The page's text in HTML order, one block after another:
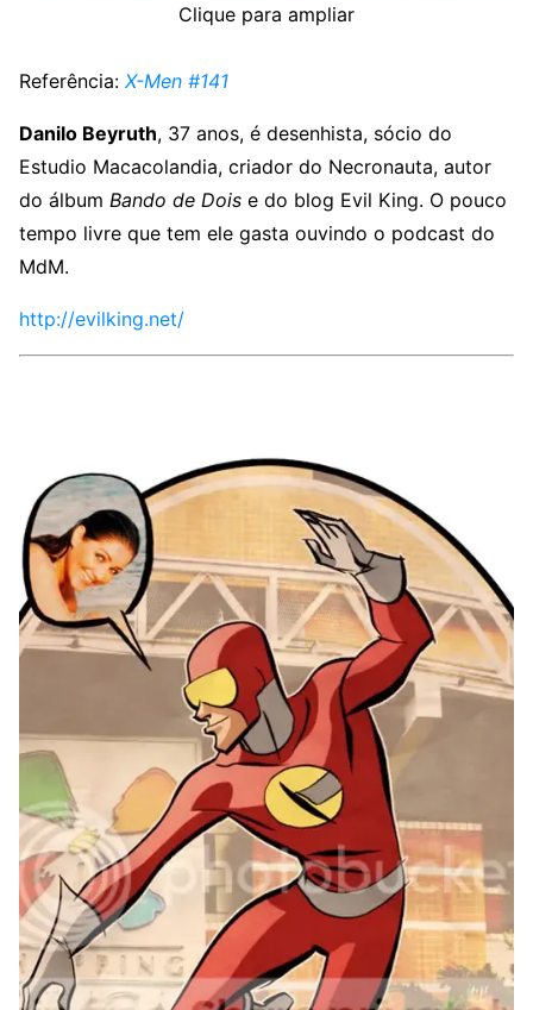
Clique para ampliar
Referência: X-Men #141
Danilo Beyruth, 37 anos, é desenhista, sócio do
Estudio Macacolandia, criador do Necronauta, autor
do álbum Bando de Dois e do blog Evil King. O pouco
tempo livre que tem ele gasta ouvindo o podcast do
MdM.
http://evilking.net/